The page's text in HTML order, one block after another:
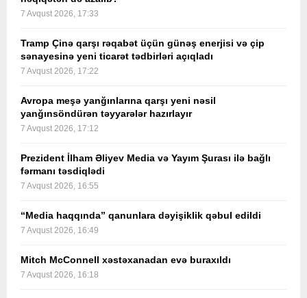
7 Avqust 2026, 17:33
Tramp Çinə qarşı rəqabət üçün günəş enerjisi və çip
sənayesinə yeni ticarət tədbirləri açıqladı
7 Avqust 2026, 17:22
Avropa meşə yanğınlarına qarşı yeni nəsil
yanğınsöndürən təyyarələr hazırlayır
7 Avqust 2026, 17:12
Prezident İlham Əliyev Media və Yayım Şurası ilə bağlı
fərmanı təsdiqlədi
7 Avqust 2026, 16:55
“Media haqqında” qanunlara dəyişiklik qəbul edildi
7 Avqust 2026, 16:49
Mitch McConnell xəstəxanadan evə buraxıldı
7 Avqust 2026, 16:18